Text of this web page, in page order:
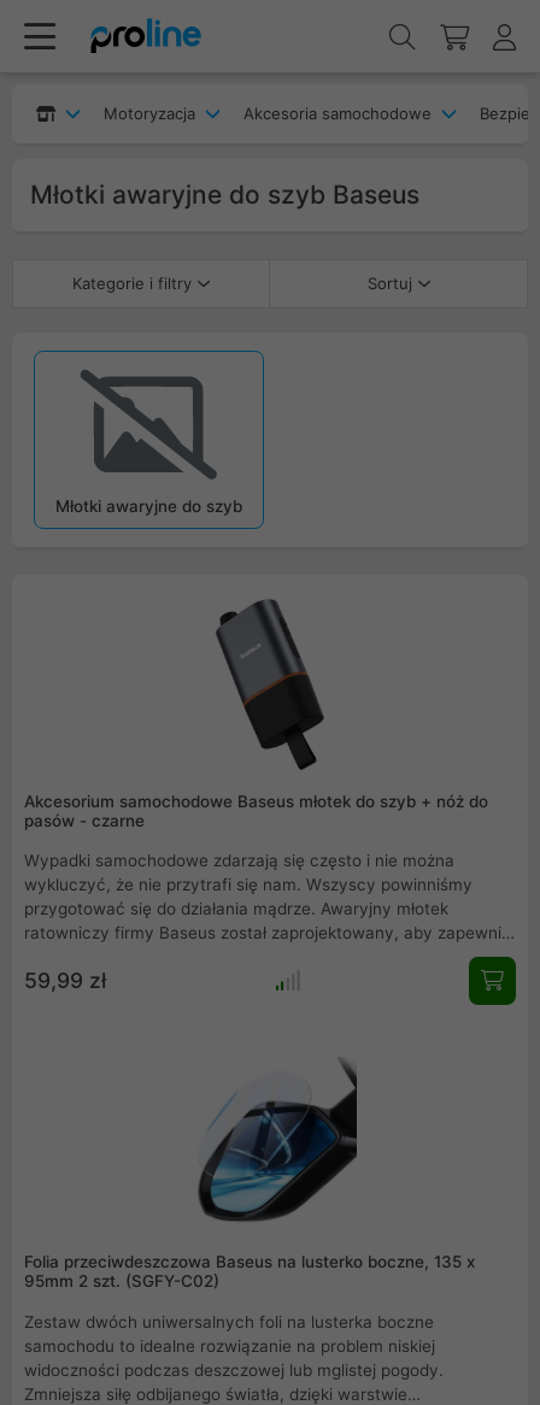
Motoryzacja Akcesoria samochodowe
Młotki awaryjne do szyb Baseus
Kategorie i filtry Sortuj
Młotki awaryjne do szyb
Akcesorium samochodowe Baseus młotek do szyb + nóż do
pasów - czarne
Wypadki samochodowe zdarzają się często i nie można
wykluczyć, że nie przytrafi się nam. Wszyscy powinniśmy
przygotować się do działania mądrze. Awaryjny młotek
ratowniczy firmy Baseus został zaprojektowany, aby zapewnić
Ci bezpieczeństwo w trudnych chwilach, gdy walczysz o swoje
życie. Akcesorium samochodowe Baseus pozwala na
przecięcie pasa bezpieczeństwa, wybicie szyby bocznej w
59,99 zł
Folia przeciwdeszczowa Baseus na lusterko boczne, 135 x
95mm 2 szt. (SGFY-C02)
Zestaw dwóch uniwersalnych foli na lusterka boczne
samochodu to idealne rozwiązanie na problem niskiej
widoczności podczas deszczowej lub mglistej pogody.
Zmniejsza siłę odbijanego światła, dzięki warstwie